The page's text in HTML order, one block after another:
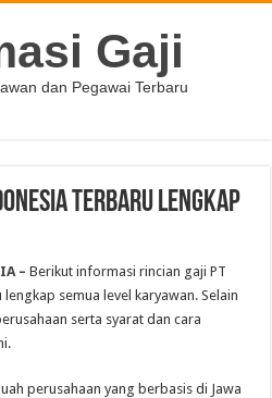
Gaji
dan Pegawai Terbaru
Terbaru Lengkap
– Berikut informasi rincian gaji PT
lengkap semua level karyawan. Selain
serta syarat dan cara
perusahaan yang berbasis di Jawa